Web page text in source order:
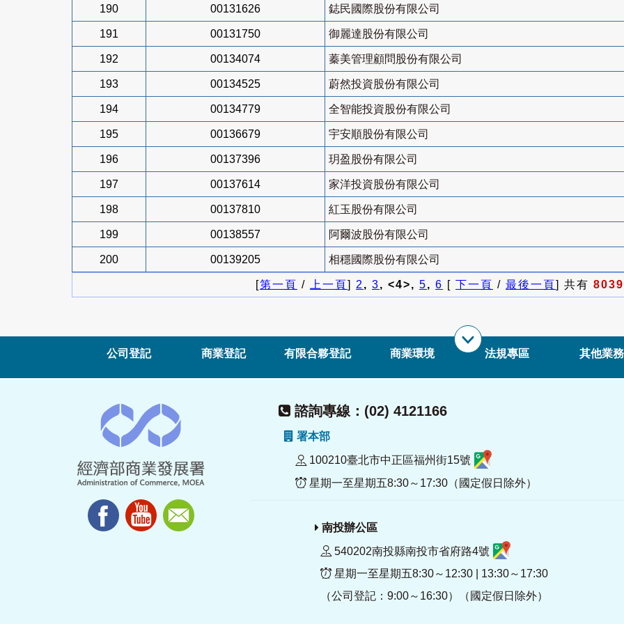
190 00131626 鋕民國際股份有限公司
191 00131750 御麗達股份有限公司
192 00134074 蓁美管理顧問股份有限公司
193 00134525 蔚然投資股份有限公司
194 00134779 全智能投資股份有限公司
195 00136679 宇安順股份有限公司
196 00137396 玥盈股份有限公司
197 00137614 家洋投資股份有限公司
198 00137810 紅玉股份有限公司
199 00138557 阿爾波股份有限公司
200 00139205 相穩國際股份有限公司
[第一頁 / 上一頁] 2, 3, <4>, 5, 6 [ 下一頁 / 最後一頁] 共有 8039
公司登記 商業登記 有限合夥登記 商業環境 法規專區 其他業務
諮詢專線：(02) 4121166
署本部
100210臺北市中正區福州街15號
星期一至星期五8:30～17:30（國定假日除外）
南投辦公區
540202南投縣南投市省府路4號
星期一至星期五8:30～12:30 | 13:30～17:30
（公司登記：9:00～16:30）（國定假日除外）